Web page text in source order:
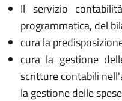
Il servizio
programmatica, del
cura la
cura la gestione
scritture contabili
la gestione delle